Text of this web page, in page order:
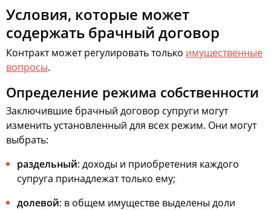
Условия, которые может
содержать брачный договор
Контракт может регулировать только имущественные
вопросы.
Определение режима собственности
Заключившие брачный договор супруги могут
изменить установленный для всех режим. Они могут
выбрать:
раздельный: доходы и приобретения каждого
супруга принадлежат только ему;
долевой: в общем имуществе выделены доли